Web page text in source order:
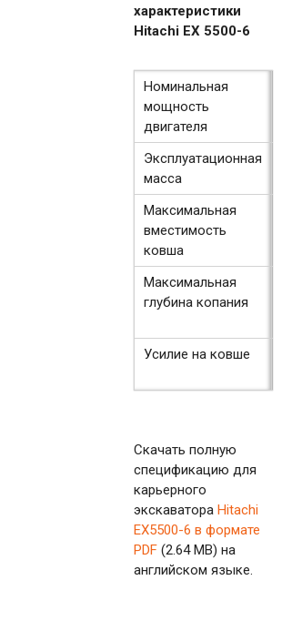
характеристики
Hitachi EX 5500-6
Номинальная
мощность
двигателя
Эксплуатационная
масса
Максимальная
вместимость
ковша
Максимальная
глубина копания
Усилие на ковше
Скачать полную
спецификацию для
карьерного
экскаватора Hitachi
EX5500-6 в формате
PDF (2.64 MB) на
английском языке.